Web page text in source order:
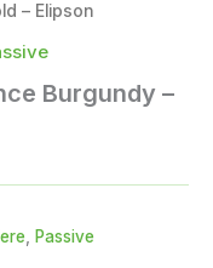
– Elipson
Burgundy –
, Passive